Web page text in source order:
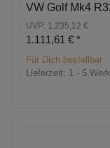
VW Golf Mk4
UVP: 1.235,12 €
1.111,61 € *
Für Dich bestellbar
Lieferzeit: 1 - 5